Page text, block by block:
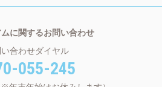
ムに関するお問い合わせ
合わせダイヤル
055-245